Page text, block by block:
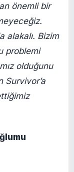
önemli bir
alakalı. Bizim
problemi
olduğunu
Survivor’a